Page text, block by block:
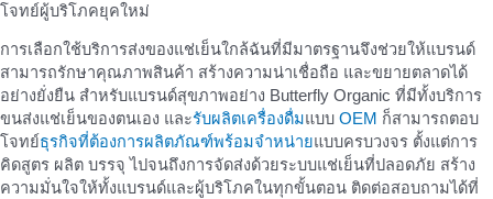
โจทย์ผู้บริโภคยุคใหม่
การเลือกใช้บริการส่งของแช่เย็นใกล้ฉันที่มีมาตรฐานจึงช่วยให้แบรนด์
สามารถรักษาคุณภาพสินค้า สร้างความน่าเชื่อถือ และขยายตลาดได้
อย่างยั่งยืน สำหรับแบรนด์สุขภาพอย่าง Butterfly Organic ที่มีทั้งบริการ
ขนส่งแช่เย็นของตนเอง และรับผลิตเครื่องดื่มแบบ OEM ก็สามารถตอบ
โจทย์ธุรกิจที่ต้องการผลิตภัณฑ์พร้อมจำหน่ายแบบครบวงจร ตั้งแต่การ
คิดสูตร ผลิต บรรจุ ไปจนถึงการจัดส่งด้วยระบบแช่เย็นที่ปลอดภัย สร้าง
ความมั่นใจให้ทั้งแบรนด์และผู้บริโภคในทุกขั้นตอน ติดต่อสอบถามได้ที่